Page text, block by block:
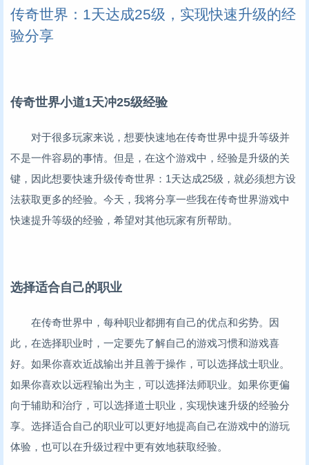
传奇世界：1天达成25级，实现快速升级的经
验分享
传奇世界小道1天冲25级经验
对于很多玩家来说，想要快速地在传奇世界中提升等级并
不是一件容易的事情。但是，在这个游戏中，经验是升级的关
键，因此想要快速升级传奇世界：1天达成25级，就必须想方设
法获取更多的经验。今天，我将分享一些我在传奇世界游戏中
快速提升等级的经验，希望对其他玩家有所帮助。
选择适合自己的职业
在传奇世界中，每种职业都拥有自己的优点和劣势。因
此，在选择职业时，一定要先了解自己的游戏习惯和游戏喜
好。如果你喜欢近战输出并且善于操作，可以选择战士职业。
如果你喜欢以远程输出为主，可以选择法师职业。如果你更偏
向于辅助和治疗，可以选择道士职业，实现快速升级的经验分
享。选择适合自己的职业可以更好地提高自己在游戏中的游玩
体验，也可以在升级过程中更有效地获取经验。